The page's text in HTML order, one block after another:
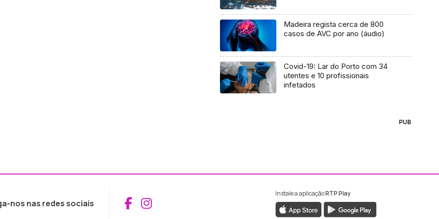
Madeira regista cerca de 800
casos de AVC por ano (áudio)
Covid-19: Lar do Porto com 34
utentes e 10 profissionais
infetados
PUB
nos nas redes sociais Aceder ao Facebook da RTP Madeira
Aceder ao Instagram da RTP Madeira
Instale a aplicaçãoRTP Play